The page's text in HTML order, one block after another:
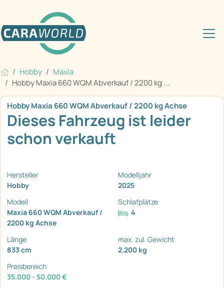
Hobby
Maxia
Hobby Maxia 660 WQM Abverkauf / 2200 kg ...
Hobby Maxia 660 WQM Abverkauf / 2200 kg Achse
Dieses Fahrzeug ist leider
schon verkauft
Hersteller
Hobby
Modelljahr
2025
Modell
Maxia 660 WQM Abverkauf /
2200 kg Achse
Schlafplätze
4
Länge
833 cm
max. zul. Gewicht
2.200 kg
Preisbereich
35.000 - 50.000 €